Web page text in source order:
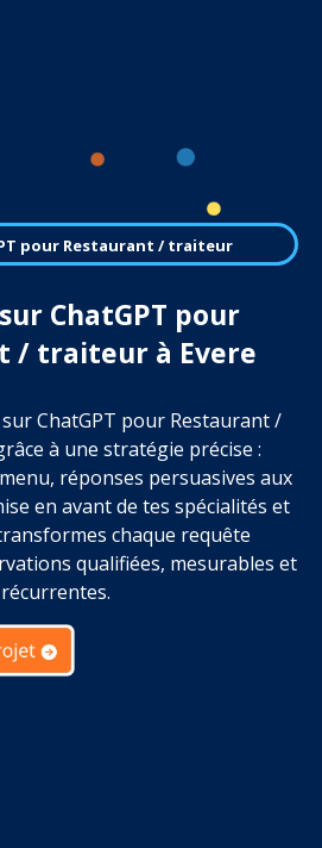
pour Restaurant / traiteur
ChatGPT pour
/ traiteur à Evere
ChatGPT pour Restaurant /
à une stratégie précise :
réponses persuasives aux
en avant de tes spécialités et
chaque requête
qualifiées, mesurables et
récurrentes.